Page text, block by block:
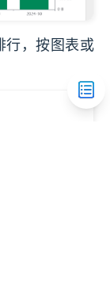
行，按图表或